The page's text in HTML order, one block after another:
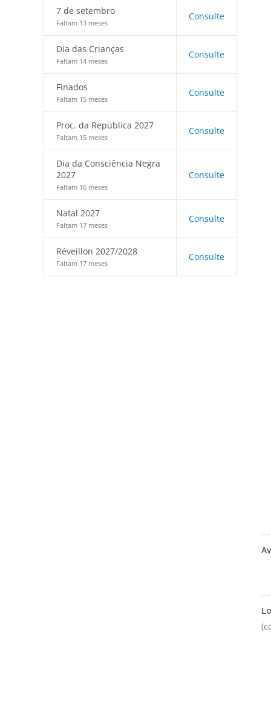
7 de setembro
Faltam 13 meses
Consulte
Dia das Crianças
Faltam 14 meses
Consulte
Finados
Faltam 15 meses
Consulte
Proc. da República 2027
Faltam 15 meses
Consulte
Dia da Consciência Negra
2027
Faltam 16 meses
Consulte
Natal 2027
Faltam 17 meses
Consulte
Réveillon 2027/2028
Faltam 17 meses
Consulte